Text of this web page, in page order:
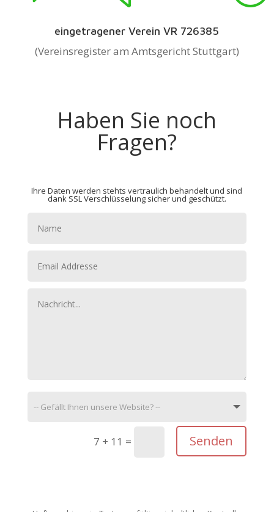
eingetragener Verein VR 726385
(Vereinsregister am Amtsgericht Stuttgart)
Haben Sie noch
Fragen?
Ihre Daten werden stehts vertraulich behandelt und sind
dank SSL Verschlüsselung sicher und geschützt.
7 + 11 = Senden